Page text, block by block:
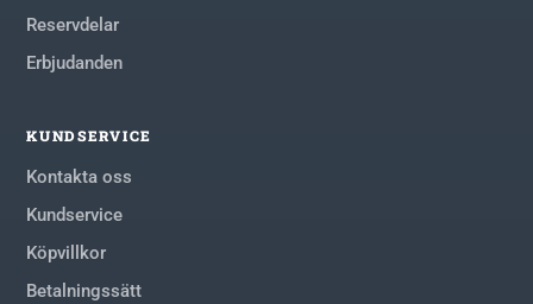
Reservdelar
Erbjudanden
KUNDSERVICE
Kontakta oss
Kundservice
Köpvillkor
Betalningssätt